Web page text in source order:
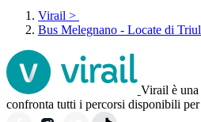
Virail >
Bus Melegnano - Locate di
Virail è una
confronta tutti i percorsi disponibili